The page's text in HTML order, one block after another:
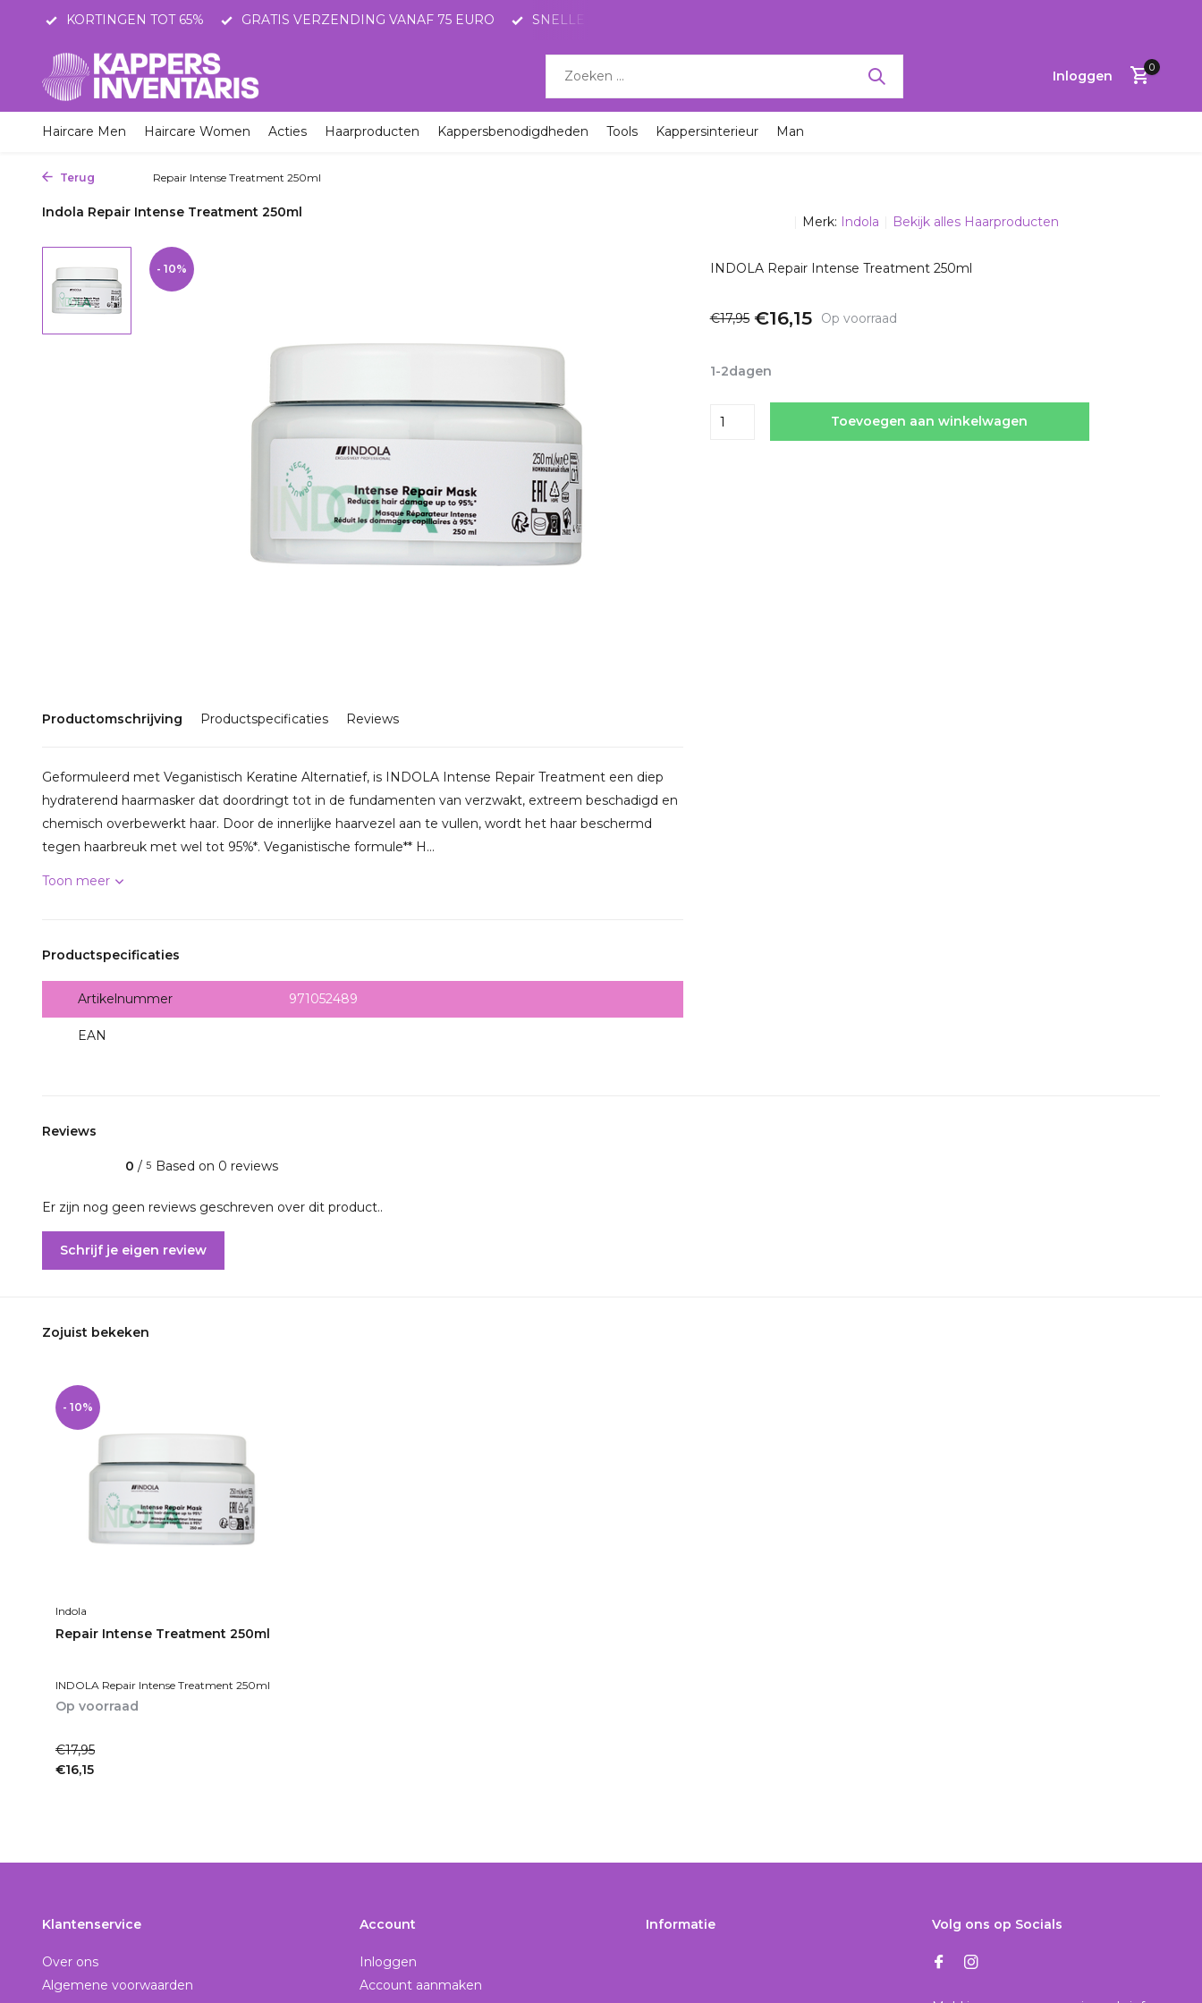
KORTINGEN TOT 65% GRATIS VERZENDING VANAF 75 EURO SNELLE LEVERING MET POSTNL
Inloggen
0
Haircare Men Haircare Women Acties Haarproducten Kappersbenodigdheden Tools Kappersinterieur Man
Terug Repair Intense Treatment 250ml
Indola Repair Intense Treatment 250ml
- 10%
Productomschrijving Productspecificaties Reviews
Geformuleerd met Veganistisch Keratine Alternatief, is INDOLA Intense Repair Treatment een diep
hydraterend haarmasker dat doordringt tot in de fundamenten van verzwakt, extreem beschadigd en
chemisch overbewerkt haar. Door de innerlijke haarvezel aan te vullen, wordt het haar beschermd
tegen haarbreuk met wel tot 95%*. Veganistische formule** H...
Toon meer
Productspecificaties
Artikelnummer 971052489
EAN
Merk: Indola Bekijk alles Haarproducten
INDOLA Repair Intense Treatment 250ml
€17,95 €16,15 Op voorraad
1-2dagen
Toevoegen aan winkelwagen
Reviews
0 / 5 Based on 0 reviews
Er zijn nog geen reviews geschreven over dit product..
Schrijf je eigen review
Zojuist bekeken
- 10%
Indola
Repair Intense Treatment 250ml
INDOLA Repair Intense Treatment 250ml
Op voorraad
€17,95
€16,15
Klantenservice
Over ons
Algemene voorwaarden
Account
Inloggen
Account aanmaken
Informatie Volg ons op Socials